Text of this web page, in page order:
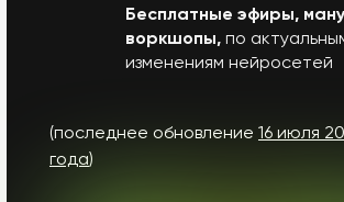
Бесплатные эфиры,
воркшопы, по
изменениям нейросетей
(последнее обновление 16 июля
года)